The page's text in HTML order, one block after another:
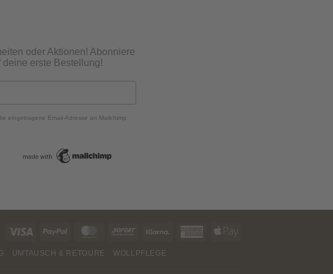
oder Aktionen! Abonniere
deine erste Bestellung!
eingetragene Email-Adresse an Mailchimp
Visa PayPal MasterCardSofort Klarna
American
UMTAUSCH & RETOURE
WOLLPFLEGE